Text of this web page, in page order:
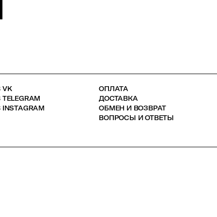
ОПЛАТА
ДОСТАВКА
ОБМЕН И ВОЗВРАТ
ВОПРОСЫ И ОТВЕТЫ